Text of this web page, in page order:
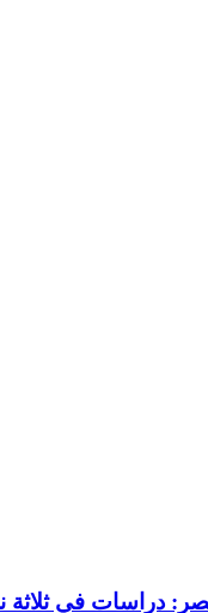
دراسات في ثلاثة